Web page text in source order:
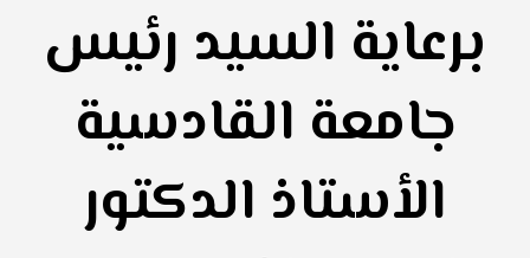
برعاية السيد رئيس
جامعة القادسية
الأستاذ الدكتور